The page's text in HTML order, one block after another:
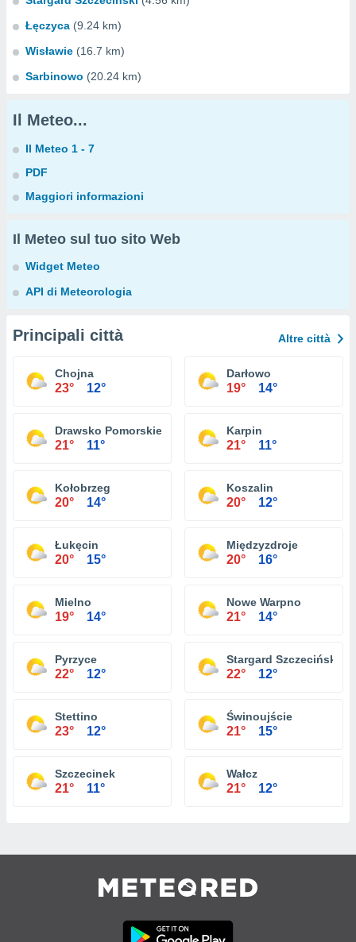
Łęczyca (9.24 km)
Wisławie (16.7 km)
Sarbinowo (20.24 km)
Il Meteo...
Il Meteo 1 - 7
PDF
Maggiori informazioni
Il Meteo sul tuo sito Web
Widget Meteo
API di Meteorologia
Principali città Altre città
Chojna
23° 12°
Darłowo
19° 14°
Drawsko Pomorskie
21° 11°
Karpin
21° 11°
Kołobrzeg
20° 14°
Koszalin
20° 12°
Łukęcin
20° 15°
Międzyzdroje
20° 16°
Mielno
19° 14°
Nowe Warpno
21° 14°
Pyrzyce
22° 12°
Stargard Szczeciński
22° 12°
Stettino
23° 12°
Świnoujście
21° 15°
Szczecinek
21° 11°
Wałcz
21° 12°